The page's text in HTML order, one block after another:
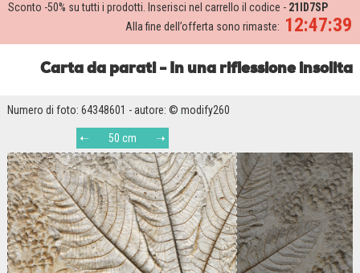
Sconto -50% su tutti i prodotti. Inserisci nel carrello il codice - 21ID7SP
12:47:39
Alla fine dell’offerta sono rimaste:
Carta da parati - In una riflessione insolita
Numero di foto: 64348601 - autore: © modify260
50 cm